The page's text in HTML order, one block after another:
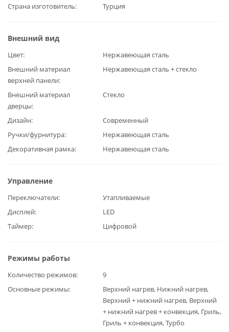
Страна изготовитель
Турция
Внешний вид
Цвет
Нержавеющая сталь
Внешний материал
верхней панели
Нержавеющая сталь + стекло
Внешний материал
дверцы
Стекло
Дизайн
Современный
Ручки/фурнитура
Нержавеющая сталь
Декоративная рамка
Нержавеющая сталь
Управление
Переключатели
Утапливаемые
Дисплей
LED
Таймер
Цифровой
Режимы работы
Количество режимов
9
Основные режимы
Верхний нагрев, Нижний нагрев,
Верхний + нижний нагрев, Верхний
+ нижний нагрев + конвекция, Гриль,
Гриль + конвекция, Турбо